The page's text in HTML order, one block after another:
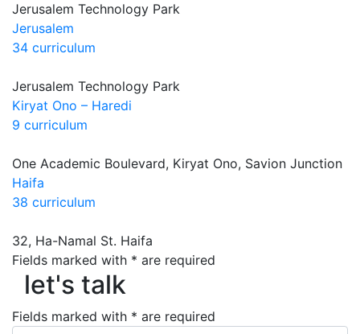
Jerusalem Technology Park
Jerusalem
34 curriculum
Jerusalem Technology Park
Kiryat Ono – Haredi
9 curriculum
One Academic Boulevard, Kiryat Ono, Savion Junction
Haifa
38 curriculum
32, Ha-Namal St. Haifa
let's talk
Fields marked with * are required
let's talk
Fields marked with * are required